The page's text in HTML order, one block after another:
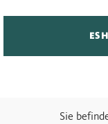
ES
Sie